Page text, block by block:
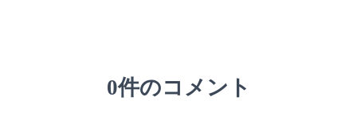
0件のコメント